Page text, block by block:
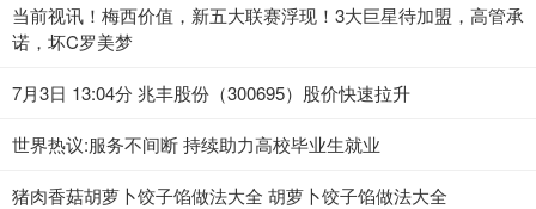
当前视讯！梅西价值，新五大联赛浮现！3大巨星待加盟，高管承
诺，坏C罗美梦
7月3日 13:04分 兆丰股份（300695）股价快速拉升
世界热议:服务不间断 持续助力高校毕业生就业
猪肉香菇胡萝卜饺子馅做法大全 胡萝卜饺子馅做法大全